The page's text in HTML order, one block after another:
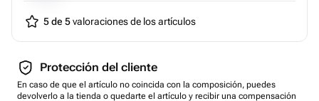
5 de 5valoraciones de los artículos
Protección del cliente
En caso de que el artículo no coincida con la composición, puedes
devolverlo a la tienda o quedarte el artículo y recibir una compensación